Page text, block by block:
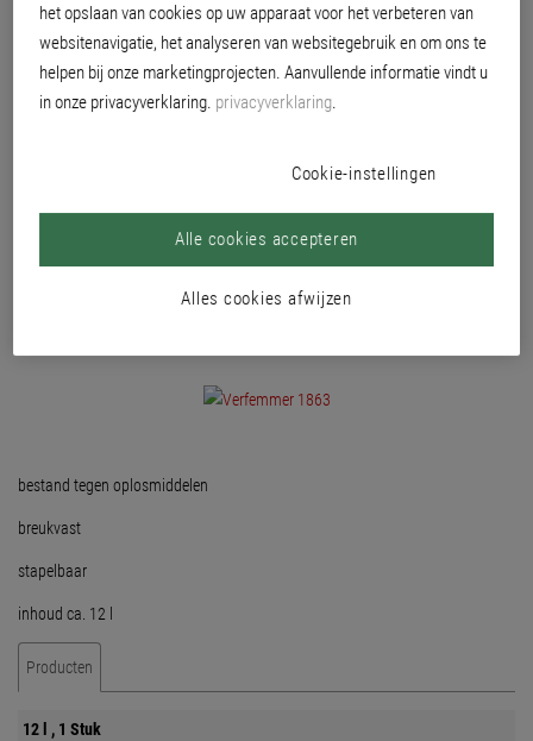
Kunststofverfemmer, met ingebouwd uitrolvlak en uitgieter.
bestand tegen oplosmiddelen
breukvast
stapelbaar
inhoud ca. 12 l
Producten
12 l , 1 Stuk
het opslaan van cookies op uw apparaat voor het verbeteren van
websitenavigatie, het analyseren van websitegebruik en om ons te
helpen bij onze marketingprojecten. Aanvullende informatie vindt u
in onze privacyverklaring. privacyverklaring.
Cookie-instellingen
Alles cookies afwijzen
Alle cookies accepteren